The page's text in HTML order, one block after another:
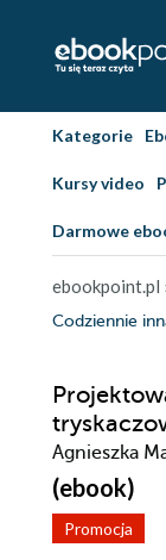
Kategorie
Kursy video
Darmowe
ebookpoint.pl
Codziennie
Agnieszka
(ebook)
Promocja